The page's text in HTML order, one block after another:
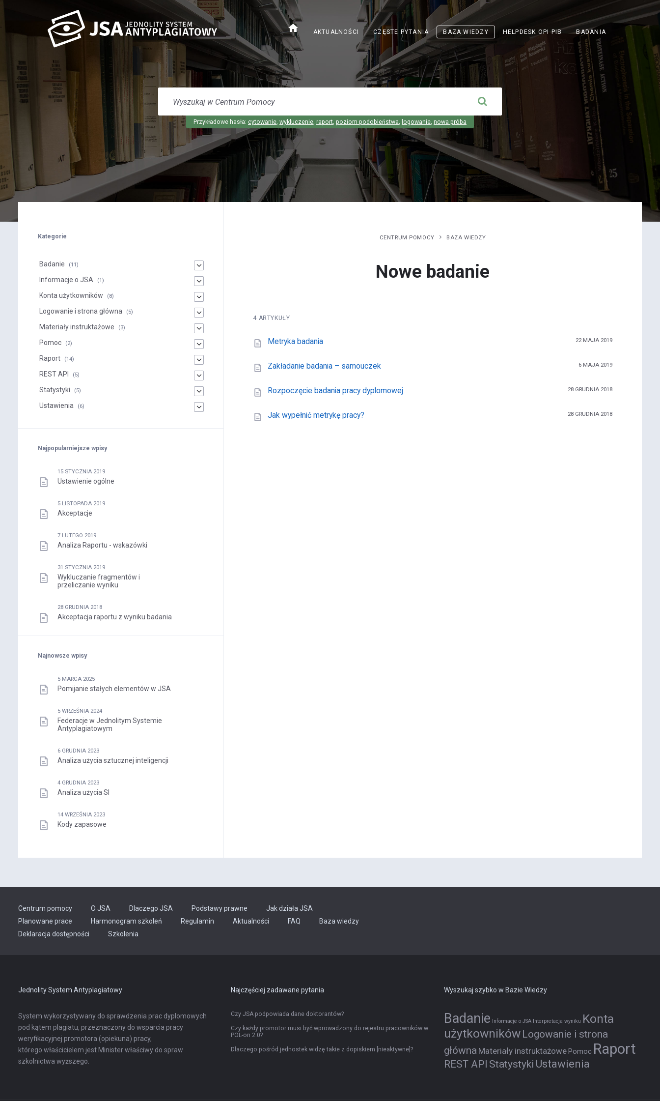
home AKTUALNOŚCI CZĘSTE PYTANIA BAZA WIEDZY HELPDESK OPI PIBODNOŚNIK
OTWIERA
SIĘ
W
NOWEJ
KARCIE
BADANIA
WYSZUKAJ
CENTRUM
Przykładowe hasła: cytowanie, wykluczenie, raport, poziom podobieństwa, logowanie, nowa próba
CENTRUM POMOCY BAZA WIEDZY
Nowe badanie
4 ARTYKUŁY
Metryka badania 22 MAJA 2019
Zakładanie badania – samouczek 6 MAJA 2019
Rozpoczęcie badania pracy dyplomowej 28 GRUDNIA 2018
Jak wypełnić metrykę pracy? 28 GRUDNIA 2018
Kategorie
Badanie (11)
Informacje o JSA (1)
Konta użytkowników (8)
Logowanie i strona główna (5)
Materiały instruktażowe (3)
Pomoc (2)
Raport (14)
REST API (5)
Statystyki (5)
Ustawienia (6)
Najpopularniejsze wpisy
15 STYCZNIA 2019
Ustawienie ogólne
5 LISTOPADA 2019
Akceptacje
7 LUTEGO 2019
Analiza Raportu - wskazówki
31 STYCZNIA 2019
Wykluczanie fragmentów i
przeliczanie wyniku
28 GRUDNIA 2018
Akceptacja raportu z wyniku badania
Najnowsze wpisy
5 MARCA 2025
Pomijanie stałych elementów w JSA
5 WRZEŚNIA 2024
Federacje w Jednolitym Systemie
Antyplagiatowym
6 GRUDNIA 2023
Analiza użycia sztucznej inteligencji
4 GRUDNIA 2023
Analiza użycia SI
14 WRZEŚNIA 2023
Kody zapasowe
Centrum pomocy O JSA Dlaczego JSA Podstawy prawne
Jak działa JSA
Planowane prace
Harmonogram szkoleń Regulamin Aktualności FAQ
Baza wiedzy
Deklaracja dostępności
Szkolenia
Jednolity System Antyplagiatowy
System wykorzystywany do sprawdzenia prac dyplomowych
pod kątem plagiatu, przeznaczony do wsparcia pracy
weryfikacyjnej promotora (opiekuna) pracy,
którego właścicielem jest Minister właściwy do spraw
szkolnictwa wyższego.
Najczęściej zadawane pytania
Czy JSA podpowiada dane doktorantów?
Czy każdy promotor musi być wprowadzony do rejestru pracowników w
POL-on 2.0?
Dlaczego pośród jednostek widzę takie z dopiskiem [nieaktywne]?
Wyszukaj szybko w Bazie Wiedzy
Badanie Informacje o JSA Interpretacja wyniku Konta
użytkowników Logowanie i strona
główna Materiały instruktażowe Pomoc Raport
REST API Statystyki Ustawienia